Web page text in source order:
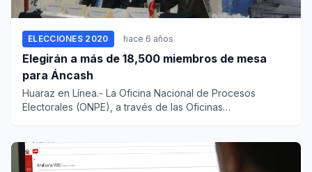
ELECCIONES 2020 hace 6 años
Elegirán a más de 18,500 miembros de mesa
para Áncash
Huaraz en Línea.- La Oficina Nacional de Procesos
Electorales (ONPE), a través de las Oficinas